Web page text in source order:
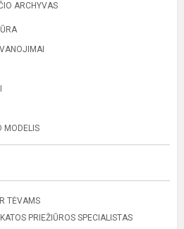
ARCHYVAS
MODELIS
TĖVAMS
PRIEŽIŪROS SPECIALISTAS